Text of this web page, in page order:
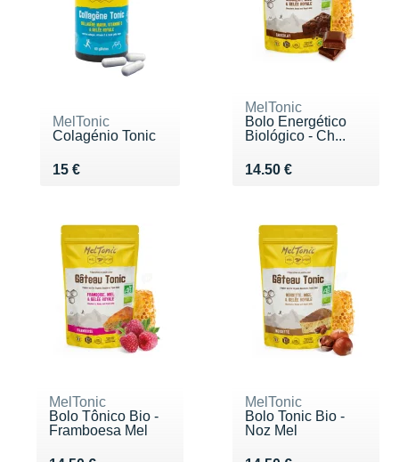
MelTonic
Colagénio Tonic
15 €
Vendu 15 €
MelTonic
Bolo Energético
Biológico - Ch...
14.50 €
Vendu 14.50 €
MelTonic
Bolo Tônico Bio -
Framboesa Mel
MelTonic
Bolo Tonic Bio -
Noz Mel